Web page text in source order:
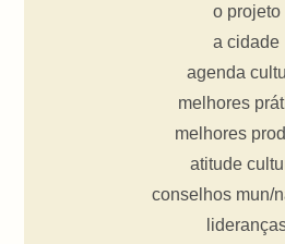
o projeto
a cidade
agenda
melhores
melhores
atitude
conselhos mun/